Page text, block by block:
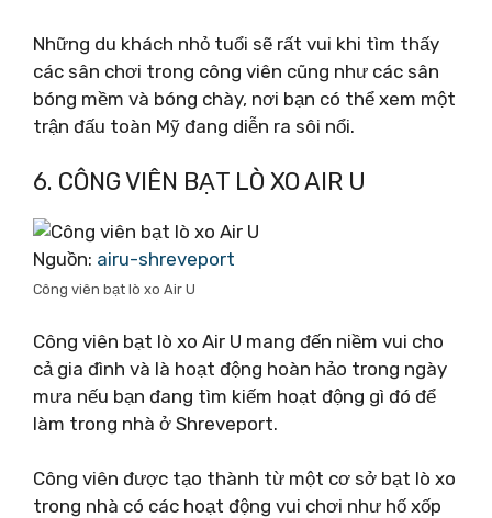
Những du khách nhỏ tuổi sẽ rất vui khi tìm thấy
các sân chơi trong công viên cũng như các sân
bóng mềm và bóng chày, nơi bạn có thể xem một
trận đấu toàn Mỹ đang diễn ra sôi nổi.
6. CÔNG VIÊN BẠT LÒ XO AIR U
Nguồn: airu-shreveport
Công viên bạt lò xo Air U
Công viên bạt lò xo Air U mang đến niềm vui cho
cả gia đình và là hoạt động hoàn hảo trong ngày
mưa nếu bạn đang tìm kiếm hoạt động gì đó để
làm trong nhà ở Shreveport.
Công viên được tạo thành từ một cơ sở bạt lò xo
trong nhà có các hoạt động vui chơi như hố xốp